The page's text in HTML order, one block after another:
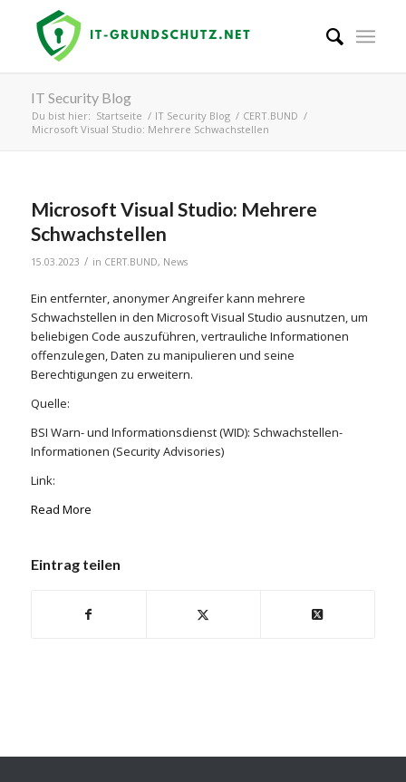
IT Security Blog
Du bist hier: Startseite / IT Security Blog / CERT.BUND /
Microsoft Visual Studio: Mehrere Schwachstellen
Microsoft Visual Studio: Mehrere
Schwachstellen
15.03.2023 / in CERT.BUND, News
Ein entfernter, anonymer Angreifer kann mehrere
Schwachstellen in den Microsoft Visual Studio ausnutzen, um
beliebigen Code auszuführen, vertrauliche Informationen
offenzulegen, Daten zu manipulieren und seine
Berechtigungen zu erweitern.
Quelle:
BSI Warn- und Informationsdienst (WID): Schwachstellen-
Informationen (Security Advisories)
Link:
Read More
Eintrag teilen